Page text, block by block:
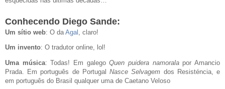
Conhecendo Diego Sande:
Um sítio web: O daAgal , claro!
Um invento: O tradutor online, lol!
Uma música: Todas! Em galegoQuen puidera namoralapor Amancio
Prada. Em português de PortugalNasce Selvagem dos Resisténcia, e
em português do Brasil qualquer uma de Caetano Veloso